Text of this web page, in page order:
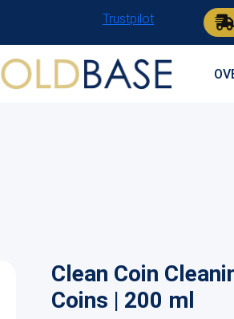
Trustpilot
Clean Coin
Coins | 200 ml